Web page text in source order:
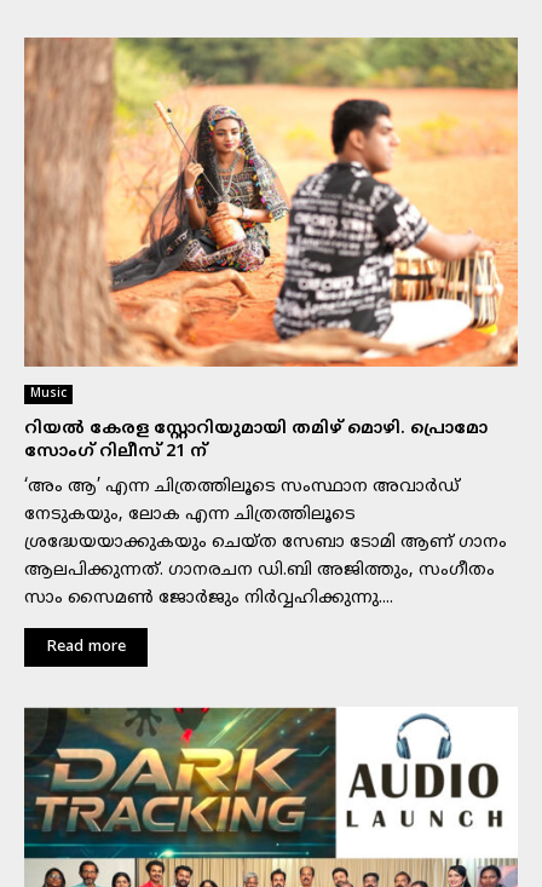
Music
റിയൽ കേരള സ്റ്റോറിയുമായി തമിഴ് മൊഴി. പ്രൊമോ
സോംഗ് റിലീസ് 21 ന്
‘അം ആ’ എന്ന ചിത്രത്തിലൂടെ സംസ്ഥാന അവാർഡ്
നേടുകയും, ലോക എന്ന ചിത്രത്തിലൂടെ
ശ്രദ്ധേയയാക്കുകയും ചെയ്ത സേബാ ടോമി ആണ് ഗാനം
ആലപിക്കുന്നത്. ഗാനരചന ഡി.ബി അജിത്തും, സംഗീതം
സാം സൈമൺ ജോർജും നിർവ്വഹിക്കുന്നു....
Read more